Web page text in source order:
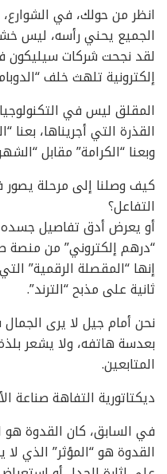
انظر من حولك، في
الجميع يحني رأسه، ليس
لقد نجحت شركات سيليكون
إلكترونية تلهث خلف
المقلق ليس في
القذرة التي أجريناها،
وبعنا “الكرامة” مقابل
كيف وصلنا إلى مرحلة يصور
التفاعل؟
أو يعرض أدق تفاصيل جسده
“درهم إلكتروني” من منصة
إنها “المقصلة الرقمية”
ثانية على مذبح “الترند”.
نحن أمام جيل لا يرى
بعدسة هاتفه، ولا يشعر
المتابعين.
ديكتاتورية التفاهة صناعة
في السابق، كان القدوة هو
القدوة هو “المؤثر” الذي